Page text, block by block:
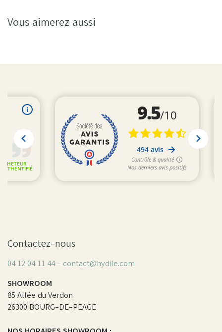
Vous aimerez aussi
Contactez-nous
04 12 04 11 44 - contact@hydile.com
SHOWROOM
85 Allée du Verdon
26300 BOURG-DE-PEAGE